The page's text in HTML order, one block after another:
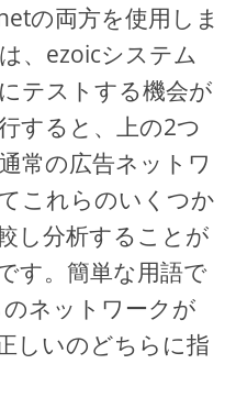
の両方を使用しま
、ezoicシステム
テストする機会が
すると、上の2つ
常の広告ネットワ
これらのいくつか
し分析することが
す。簡単な用語で
ネットワークが
しいのどちらに指